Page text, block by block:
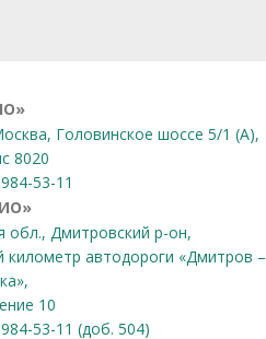
Головинское шоссе 5/1 (А),
8020
53-11
обл., Дмитровский р-он,
километр автодороги «Дмитров –
10
53-11 (доб. 504)